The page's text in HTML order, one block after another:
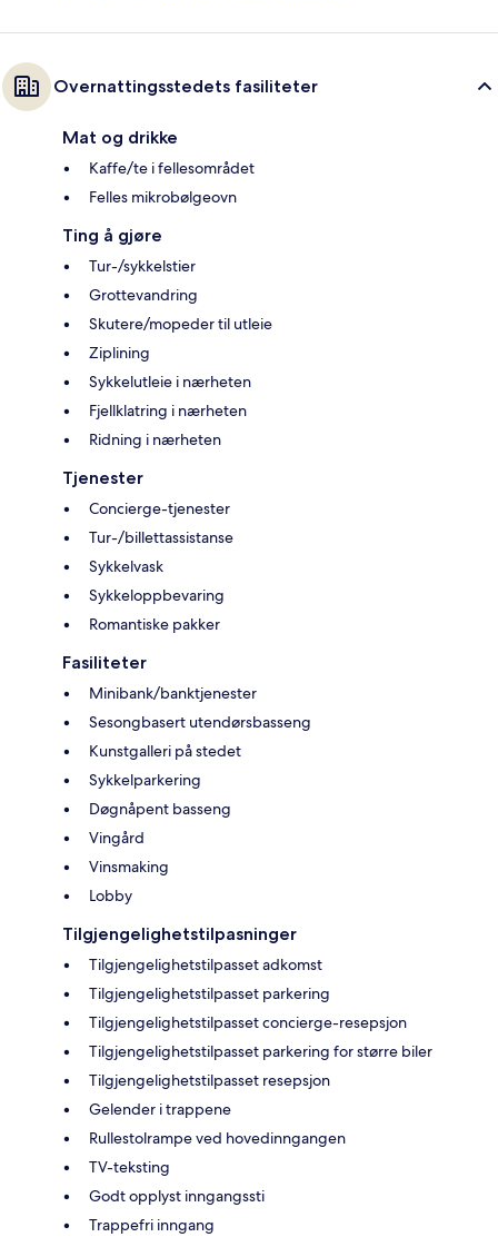
Overnattingsstedets fasiliteter
Mat og drikke
Kaffe/te i fellesområdet
Felles mikrobølgeovn
Ting å gjøre
Tur-/sykkelstier
Grottevandring
Skutere/mopeder til utleie
Ziplining
Sykkelutleie i nærheten
Fjellklatring i nærheten
Ridning i nærheten
Tjenester
Concierge-tjenester
Tur-/billettassistanse
Sykkelvask
Sykkeloppbevaring
Romantiske pakker
Fasiliteter
Minibank/banktjenester
Sesongbasert utendørsbasseng
Kunstgalleri på stedet
Sykkelparkering
Døgnåpent basseng
Vingård
Vinsmaking
Lobby
Tilgjengelighetstilpasninger
Tilgjengelighetstilpasset adkomst
Tilgjengelighetstilpasset parkering
Tilgjengelighetstilpasset concierge-resepsjon
Tilgjengelighetstilpasset parkering for større biler
Tilgjengelighetstilpasset resepsjon
Gelender i trappene
Rullestolrampe ved hovedinngangen
TV-teksting
Godt opplyst inngangssti
Trappefri inngang